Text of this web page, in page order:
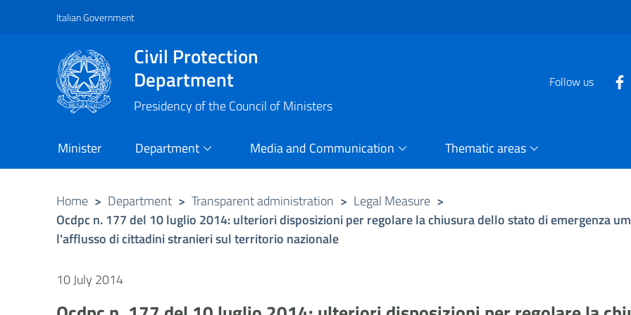
Vai al contenuto principale
Raggiungi il piè di pagina
Italian Government
Civil Protection
Department
Presidency of the Council of Ministers
Follow us
Minister Department Media and Communication Thematic areas
Home > Department > Transparent administration > Legal Measure >
Ocdpc n. 177 del 10 luglio 2014: ulteriori disposizioni per regolare la chiusura dello stato di emergenza
l'afflusso di cittadini stranieri sul territorio nazionale
10 July 2014